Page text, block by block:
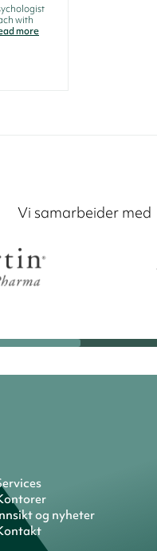
with
more
Vi samarbeider med
og nyheter